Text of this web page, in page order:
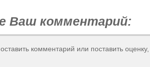
Ваш комментарий:
комментарий или поставить